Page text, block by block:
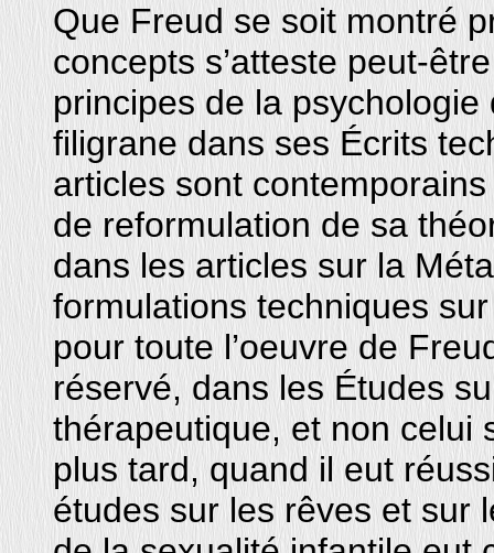
Que Freud se soit montré
concepts s’atteste peut-
principes de la
filigrane dans ses Écrits
articles sont
de reformulation de sa
dans les articles sur la
formulations techniques
pour toute l’oeuvre de
réservé, dans les Études
thérapeutique, et non celui
plus tard, quand il eut
études sur les rêves et sur